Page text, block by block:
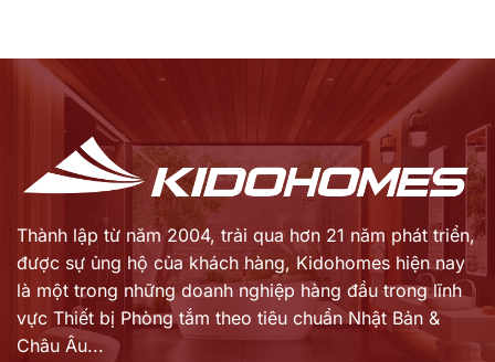
Thành lập từ năm 2004, trải qua hơn 21 năm phát triển,
được sự ủng hộ của khách hàng, Kidohomes hiện nay
là một trong những doanh nghiệp hàng đầu trong lĩnh
vực Thiết bị Phòng tắm theo tiêu chuẩn Nhật Bản &
Châu Âu...